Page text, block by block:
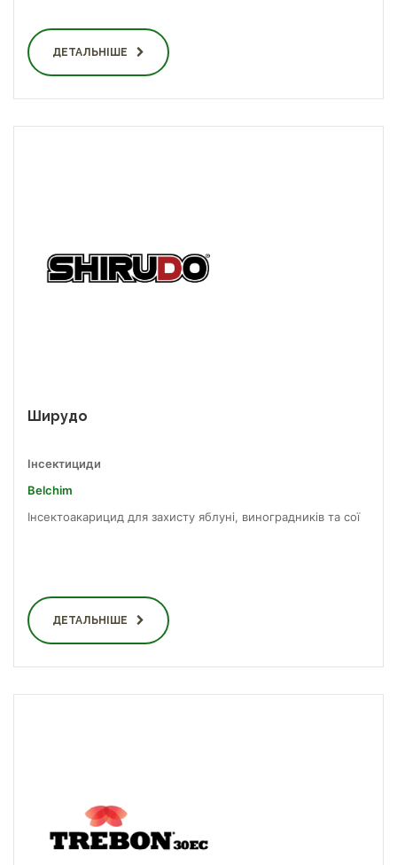
ДЕТАЛЬНІШЕ
Ширудо
Інсектициди
Belchim
Інсектоакарицид для захисту яблуні, виноградників та сої
ДЕТАЛЬНІШЕ